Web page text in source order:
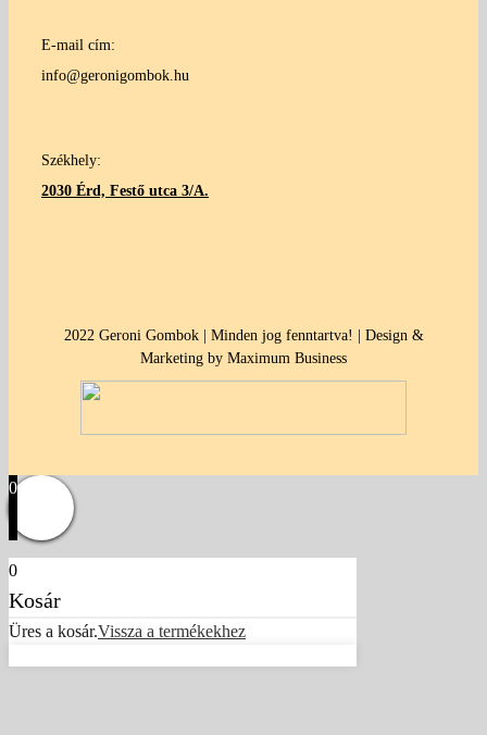
E-mail cím:
info@geronigombok.hu
Székhely:
2030 Érd, Festő utca 3/A.
2022 Geroni Gombok | Minden jog fenntartva! | Design &
Marketing by Maximum Business
0
0
Kosár
Üres a kosár.Vissza a termékekhez